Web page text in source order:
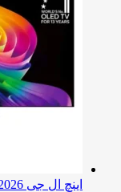
اینچ ال جی C6 OLED 2026 مدل 55C6